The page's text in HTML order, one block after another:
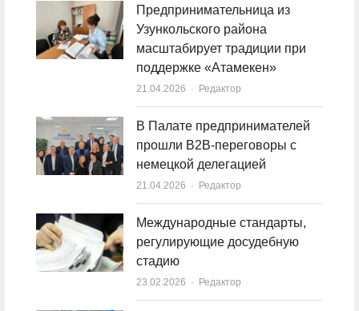
Предпринимательница из
Узункольского района
масштабирует традиции при
поддержке «Атамекен»
21.04.2026 Author
Редактор
В Палате предпринимателей
прошли B2B-переговоры с
немецкой делегацией
21.04.2026 Author
Редактор
Международные стандарты,
регулирующие досудебную
стадию
23.02.2026 Author
Редактор